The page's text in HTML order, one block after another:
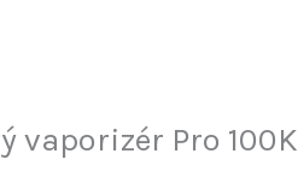
vaporizér Pro 100K